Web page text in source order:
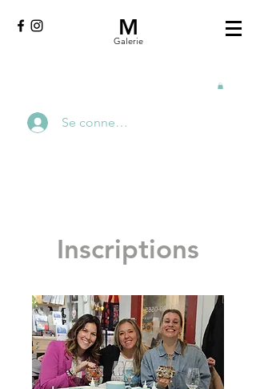
M
Galerie
Se connecter
Inscriptions